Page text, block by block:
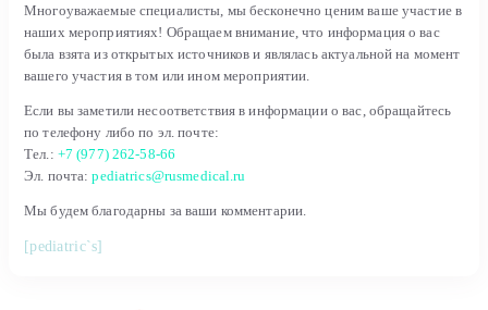
Многоуважаемые специалисты, мы бесконечно ценим ваше участие в
наших мероприятиях! Обращаем внимание, что информация о вас
была взята из открытых источников и являлась актуальной на момент
вашего участия в том или ином мероприятии.
Если вы заметили несоответствия в информации о вас, обращайтесь
по телефону либо по эл. почте:
Тел.: +7 (977) 262-58-66
Эл. почта:pediatrics@rusmedical.ru
Мы будем благодарны за ваши комментарии.
[pediatric`s]